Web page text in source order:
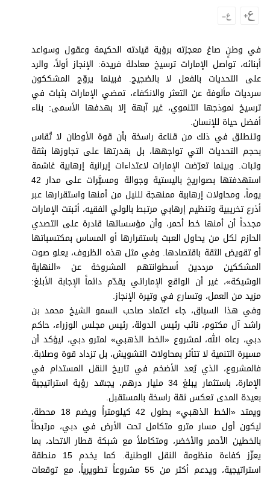
الترفيه
التعليم والمعرفة
الذكاء الاصطناعي
تغطيات
فيديو
بودكاست
إنفوجراف
قصة صورة
كاريكتير
برامج
عدد اليوم
مواقيت الصلاة
الأحوال الجوية
في وطنٍ صاغ معجزته برؤية قيادته الحكيمة وعقول وسواعد
أبنائه، تواصل الإمارات ترسيخ معادلة فريدة: الإنجاز أولاً، والرد
على التحديات بالفعل لا بالضجيج. فبينما يروّج المشككون
سرديات مألوفة عن التعثر والانكفاء، تمضي الإمارات بثبات في
ترسيخ نموذجها التنموي، غير آبهة إلا بهدفها الأسمى: بناء
أفضل حياة للإنسان.
وتنطلق في ذلك من قناعة راسخة بأن قوة الأوطان لا تُقاس
بحجم التحديات التي تواجهها، بل بقدرتها على تجاوزها بثقة
وثبات. وبينما تعرّضت الإمارات لاعتداءات إيرانية إرهابية غاشمة
استهدفتها بصواريخ باليستية وجوالة ومسيَّرات على مدار 42
يوماً، ومحاولات إرهابية ممنهجة للنيل من أمنها واستقرارها عبر
أذرع تخريبية وتنظيم إرهابي مرتبط بالولي الفقيه، أثبتت الإمارات
مجدداً أن أمنها خط أحمر، وأن مؤسساتها قادرة على التصدي
الحازم لكل من يحاول العبث باستقرارها أو المساس بمكتسباتها
أو تقويض الثقة باقتصادها. وفي مثل هذه الظروف، يعلو صوت
المشككين مرددين أسطوانتهم المشروخة عن «النهاية
الوشيكة»، غير أن الواقع الإماراتي يقدّم دائماً الإجابة الأبلغ:
مزيد من العمل، وتسارع في وتيرة الإنجاز.
وفي هذا السياق، جاء اعتماد صاحب السمو الشيخ محمد بن
راشد آل مكتوم، نائب رئيس الدولة، رئيس مجلس الوزراء، حاكم
دبي، رعاه الله، لمشروع «الخط الذهبي» لمترو دبي، ليؤكد أن
مسيرة التنمية لا تتأثر بمحاولات التشويش، بل تزداد قوة وصلابة.
فالمشروع، الذي يُعد الأضخم في تاريخ النقل المستدام في
الإمارة، باستثمار يبلغ 34 مليار درهم، يجسّد رؤية استراتيجية
بعيدة المدى تعكس ثقة راسخة بالمستقبل.
ويمتد «الخط الذهبي» بطول 42 كيلومتراً ويضم 18 محطة،
ليكون أول مسار مترو متكامل تحت الأرض في دبي، مرتبطاً
بالخطين الأحمر والأخضر، ومتكاملاً مع شبكة قطار الاتحاد، بما
يعزّز كفاءة منظومة النقل الوطنية. كما يخدم 15 منطقة
استراتيجية، ويدعم أكثر من 55 مشروعاً تطويرياً، مع توقعات